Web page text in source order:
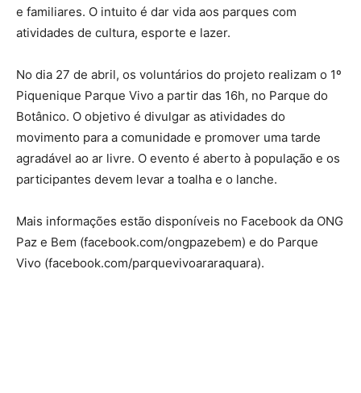
e familiares. O intuito é dar vida aos parques com
atividades de cultura, esporte e lazer.
No dia 27 de abril, os voluntários do projeto realizam o 1º
Piquenique Parque Vivo a partir das 16h, no Parque do
Botânico. O objetivo é divulgar as atividades do
movimento para a comunidade e promover uma tarde
agradável ao ar livre. O evento é aberto à população e os
participantes devem levar a toalha e o lanche.
Mais informações estão disponíveis no Facebook da ONG
Paz e Bem (facebook.com/ongpazebem) e do Parque
Vivo (facebook.com/parquevivoararaquara).